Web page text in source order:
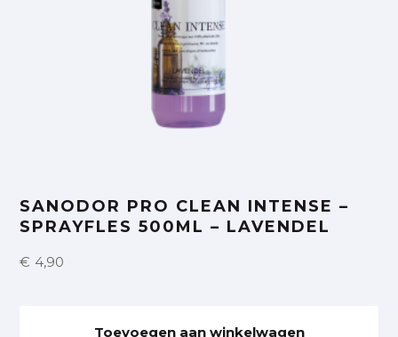
SANODOR PRO CLEAN INTENSE –
SPRAYFLES 500ML – LAVENDEL
€ 4,90
Toevoegen aan winkelwagen